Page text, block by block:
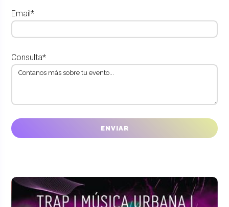
Email*
Consulta*